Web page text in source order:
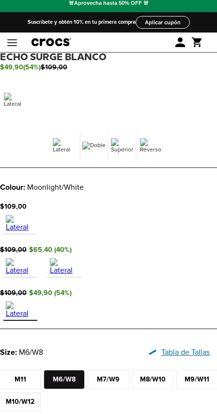
Suscríbete y obtén 10% en tu primera compra Aplicar cupón
ECHO SURGE BLANCO
$49,90(54%)$109,00
Colour: Moonlight/White
$109,00
$109,00 $65,40 (40%)
$109,00 $49,90 (54%)
Size: M6/W8 Tabla de Tallas
M11 M6/W8 M7/W9 M8/W10 M9/W11
M10/W12